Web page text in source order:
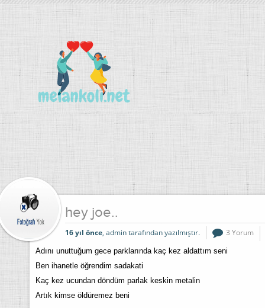
hey joe..
16 yıl önce, admin tarafından yazılmıştır. 3 Yorum
Adını unuttuğum gece parklarında kaç kez aldattım seni
Ben ihanetle öğrendim sadakati
Kaç kez ucundan döndüm parlak keskin metalin
Artık kimse öldüremez beni